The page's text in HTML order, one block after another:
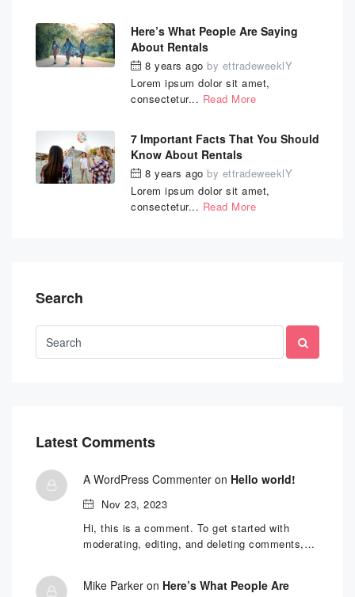
Here’s What People Are Saying
About Rentals
8 years ago by ettradeweeklY
Lorem ipsum dolor sit amet,
consectetur... Read More
7 Important Facts That You Should
Know About Rentals
8 years ago by ettradeweeklY
Lorem ipsum dolor sit amet,
consectetur... Read More
Search
Latest Comments
A WordPress Commenter on Hello world!
Nov 23, 2023
Hi, this is a comment. To get started with
moderating, editing, and deleting comments,…
Mike Parker on Here’s What People Are